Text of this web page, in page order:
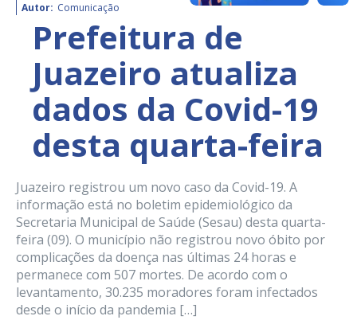
Autor: Comunicação
Prefeitura de
Juazeiro atualiza
dados da Covid-19
desta quarta-feira
Juazeiro registrou um novo caso da Covid-19. A
informação está no boletim epidemiológico da
Secretaria Municipal de Saúde (Sesau) desta quarta-
feira (09). O município não registrou novo óbito por
complicações da doença nas últimas 24 horas e
permanece com 507 mortes. De acordo com o
levantamento, 30.235 moradores foram infectados
desde o início da pandemia […]